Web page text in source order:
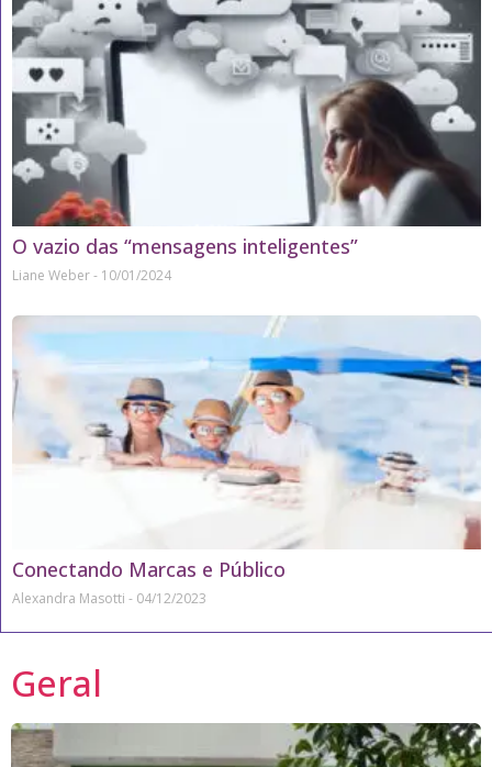
O vazio das “mensagens inteligentes”
Liane Weber 10/01/2024
Conectando Marcas e Público
Alexandra Masotti 04/12/2023
Geral